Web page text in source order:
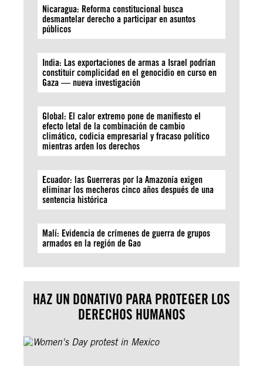
Nicaragua: Reforma constitucional busca
desmantelar derecho a participar en asuntos
públicos
India: Las exportaciones de armas a Israel podrían
constituir complicidad en el genocidio en curso en
Gaza — nueva investigación
Global: El calor extremo pone de manifiesto el
efecto letal de la combinación de cambio
climático, codicia empresarial y fracaso político
mientras arden los derechos
Ecuador: las Guerreras por la Amazonía exigen
eliminar los mecheros cinco años después de una
sentencia histórica
Malí: Evidencia de crímenes de guerra de grupos
armados en la región de Gao
HAZ UN DONATIVO PARA PROTEGER LOS
DERECHOS HUMANOS